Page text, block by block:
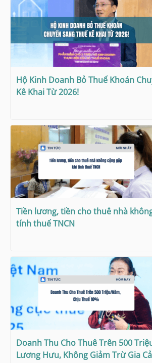
Hộ Kinh Doanh Bỏ Thuế Khoán
Kê Khai Từ 2026!
Tiền lương, tiền cho thuê nhà
tính thuế TNCN
Doanh Thu Cho Thuê Trên 500
Lương Hưu, Không Giảm Trừ Gia